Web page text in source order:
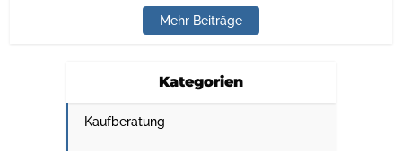
Mehr Beiträge
Kategorien
Kaufberatung